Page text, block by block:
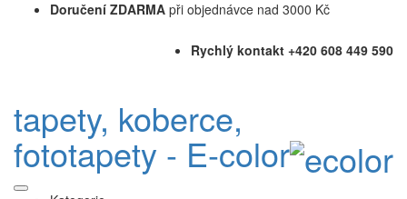
Doručení ZDARMA při objednávce nad 3000 Kč
Rychlý kontakt +420 608 449 590
tapety, koberce,
fototapety - E-color